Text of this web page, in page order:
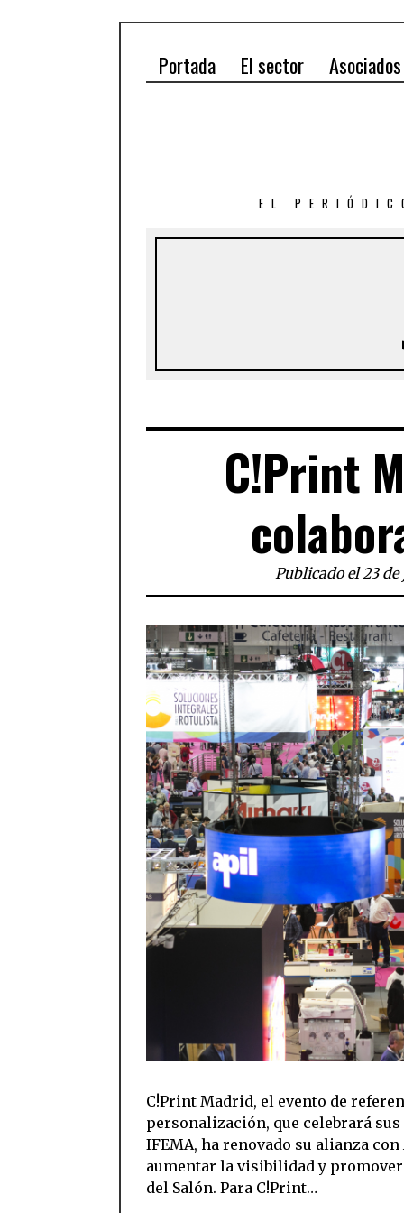
Portada El sector Asociados
EL
C!Print
Publicado el 23
C!Print Madrid, el evento de
personalización, que celebrará sus
IFEMA, ha renovado su alianza
aumentar la visibilidad y
del Salón. Para C!Print…